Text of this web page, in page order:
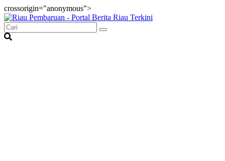
crossorigin="anonymous">